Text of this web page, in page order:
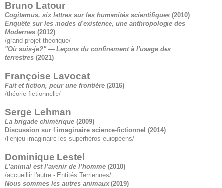
Bruno Latour
Cogitamus, six lettres sur les humanités scientifiques (2010)
Enquête sur les modes d'existence, une anthropologie des
Modernes (2012)
/grand projet théorique/
"Où suis-je?" — Leçons du confinement à l'usage des
terrestres (2021)
Françoise Lavocat
Fait et fiction, pour une frontière (2016)
/théorie fictionnelle/
Serge Lehman
La brigade chimérique (2009)
Discussion sur l’imaginaire science-fictionnel (2014)
/l’enjeu imaginaire-les superhéros européens/
Dominique Lestel
L’animal est l’avenir de l’homme (2010)
/accueillir l'autre - Entités Terriennes/
Nous sommes les autres animaux (2019)